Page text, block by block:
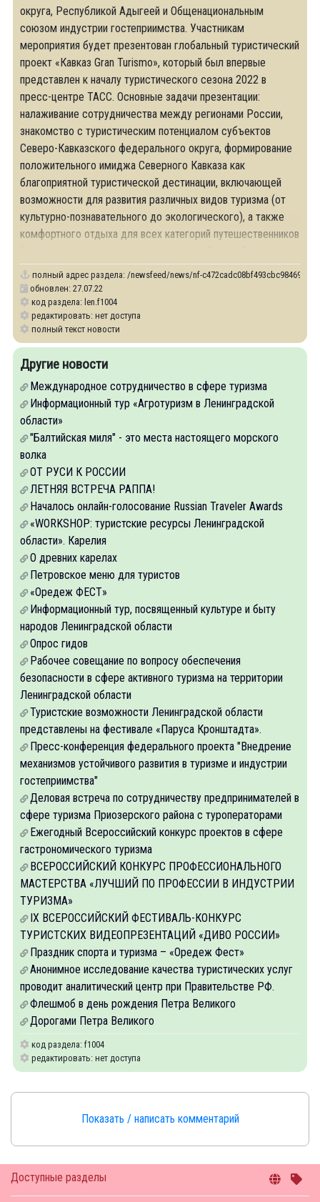
Доступные разделы
округа, Республикой Адыгеей и Общенациональным
союзом индустрии гостеприимства. Участникам
мероприятия будет презентован глобальный туристический
проект «Кавказ Gran Turismo», который был впервые
представлен к началу туристического сезона 2022 в
пресс-центре ТАСС. Основные задачи презентации:
налаживание сотрудничества между регионами России,
знакомство с туристическим потенциалом субъектов
Северо-Кавказского федерального округа, формирование
положительного имиджа Северного Кавказа как
благоприятной туристической дестинации, включающей
возможности для развития различных видов туризма (от
культурно-познавательного до экологического), а также
комфортного отдыха для всех категорий путешественников
полный адрес раздела: /newsfeed/news/nf-
обновлен: 27.07.22
код раздела: len.f1004
редактировать: нет доступа
полный текст новости
Другие новости
Международное сотрудничество в сфере туризма
Информационный тур «Агротуризм в Ленинградской
области»
"Балтийская миля" - это места настоящего морского
волка
ОТ РУСИ К РОССИИ
ЛЕТНЯЯ ВСТРЕЧА РАППА!
Началось онлайн-голосование Russian Traveler Awards
«WORKSHOP: туристские ресурсы Ленинградской
области». Карелия
О древних карелах
Петровское меню для туристов
«Оредеж ФЕСТ»
Информационный тур, посвященный культуре и быту
народов Ленинградской области
Опрос гидов
Рабочее совещание по вопросу обеспечения
безопасности в сфере активного туризма на территории
Ленинградской области
Туристские возможности Ленинградской области
представлены на фестивале «Паруса Кронштадта».
Пресс-конференция федерального проекта "Внедрение
механизмов устойчивого развития в туризме и индустрии
гостеприимства"
Деловая встреча по сотрудничеству предпринимателей в
сфере туризма Приозерского района с туроператорами
Ежегодный Всероссийский конкурс проектов в сфере
гастрономического туризма
ВСЕРОССИЙСКИЙ КОНКУРС ПРОФЕССИОНАЛЬНОГО
МАСТЕРСТВА «ЛУЧШИЙ ПО ПРОФЕССИИ В ИНДУСТРИИ
ТУРИЗМА»
IX ВСЕРОССИЙСКИЙ ФЕСТИВАЛЬ-КОНКУРС
ТУРИСТСКИХ ВИДЕОПРЕЗЕНТАЦИЙ «ДИВО РОССИИ»
Праздник спорта и туризма – «Оредеж Фест»
Анонимное исследование качества туристических услуг
проводит аналитический центр при Правительстве РФ.
Флешмоб в день рождения Петра Великого
Дорогами Петра Великого
код раздела: f1004
редактировать: нет доступа
Показать / написать комментарий